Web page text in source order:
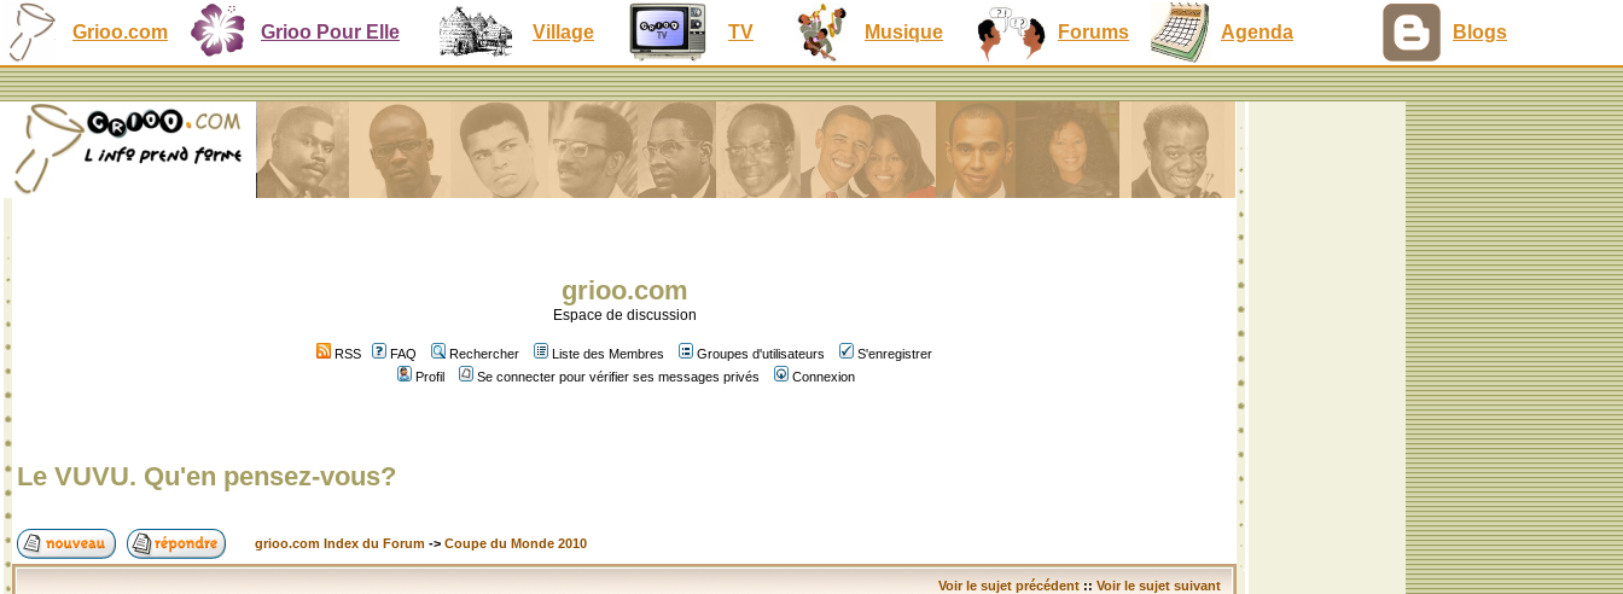
Grioo.com Grioo Pour Elle Village TV Musique Forums Agenda Blogs
grioo.com
Espace de discussion
RSS FAQ Rechercher Liste des Membres Groupes d'utilisateurs
S'enregistrer
Profil
Se connecter pour vérifier ses messages privés Connexion
Le VUVU. Qu'en pensez-vous?
grioo.com Index du Forum -> Coupe du Monde 2010
Voir le sujet précédent :: Voir le sujet suivant